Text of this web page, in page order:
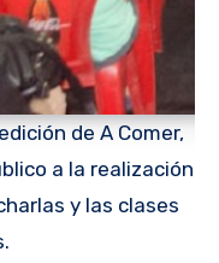
de A Comer,
a la realización
y las clases